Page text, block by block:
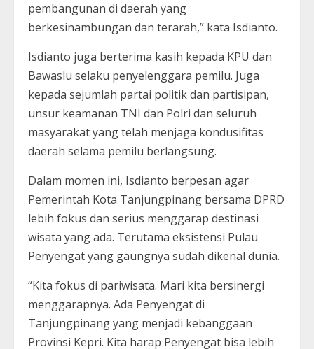
pembangunan di daerah yang
berkesinambungan dan terarah,” kata Isdianto.
Isdianto juga berterima kasih kepada KPU dan
Bawaslu selaku penyelenggara pemilu. Juga
kepada sejumlah partai politik dan partisipan,
unsur keamanan TNI dan Polri dan seluruh
masyarakat yang telah menjaga kondusifitas
daerah selama pemilu berlangsung.
Dalam momen ini, Isdianto berpesan agar
Pemerintah Kota Tanjungpinang bersama DPRD
lebih fokus dan serius menggarap destinasi
wisata yang ada. Terutama eksistensi Pulau
Penyengat yang gaungnya sudah dikenal dunia.
“Kita fokus di pariwisata. Mari kita bersinergi
menggarapnya. Ada Penyengat di
Tanjungpinang yang menjadi kebanggaan
Provinsi Kepri. Kita harap Penyengat bisa lebih